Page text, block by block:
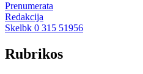
Prenumerata
Redakcija
Skelbk 0 315 51956
Rubrikos